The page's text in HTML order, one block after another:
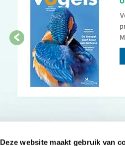
Deze website maakt gebruik van